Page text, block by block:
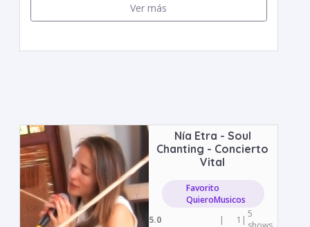
Ver más
Nía Etra - Soul
Chanting - Concierto
Vital
Favorito
QuieroMusicos
5.0
| 1 | 5